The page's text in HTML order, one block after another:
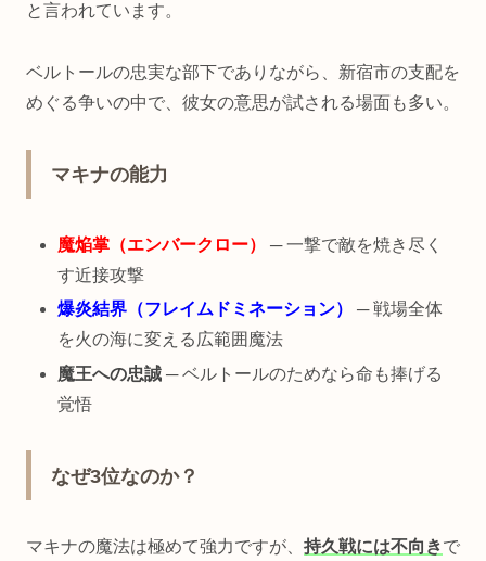
と言われています。
ベルトールの忠実な部下でありながら、新宿市の支配を
めぐる争いの中で、彼女の意思が試される場面も多い。
マキナの能力
魔焔掌（エンバークロー）
─ 一撃で敵を焼き尽く
す近接攻撃
爆炎結界（フレイムドミネーション）
─ 戦場全体
を火の海に変える広範囲魔法
魔王への忠誠 ─ ベルトールのためなら命も捧げる
覚悟
なぜ3位なのか？
マキナの魔法は極めて強力ですが、 持久戦には不向きで